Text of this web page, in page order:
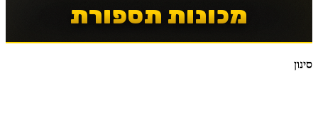
מכונות תספורת
סינון